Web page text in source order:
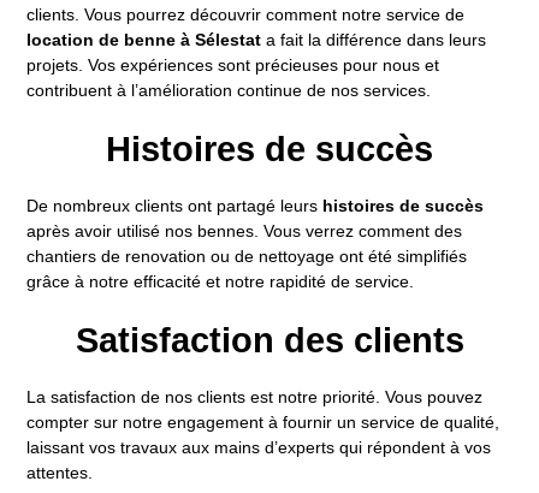
clients. Vous pourrez découvrir comment notre service de
location de benne à Sélestat a fait la différence dans leurs
projets. Vos expériences sont précieuses pour nous et
contribuent à l’amélioration continue de nos services.
Histoires de succès
De nombreux clients ont partagé leurs histoires de succès
après avoir utilisé nos bennes. Vous verrez comment des
chantiers de renovation ou de nettoyage ont été simplifiés
grâce à notre efficacité et notre rapidité de service.
Satisfaction des clients
La satisfaction de nos clients est notre priorité. Vous pouvez
compter sur notre engagement à fournir un service de qualité,
laissant vos travaux aux mains d’experts qui répondent à vos
attentes.